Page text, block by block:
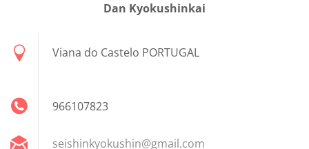
Dan Kyokushinkai
Viana do Castelo PORTUGAL
966107823
seishinkyokushin@gmail.com